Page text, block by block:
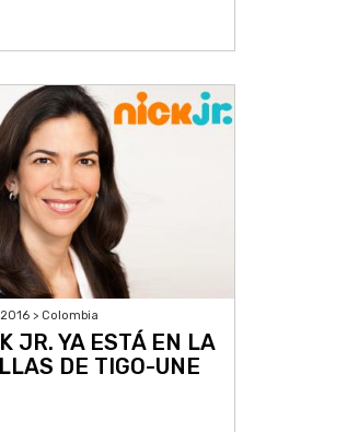
> Colombia
JR. YA ESTÁ EN LA
DE TIGO-UNE